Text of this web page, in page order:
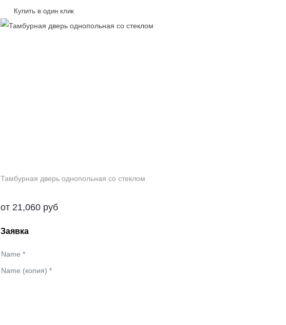
Купить в один клик
Тамбурная дверь однопольная со стеклом
от 21,060 руб
Заявка
Name*
Name (копия)*